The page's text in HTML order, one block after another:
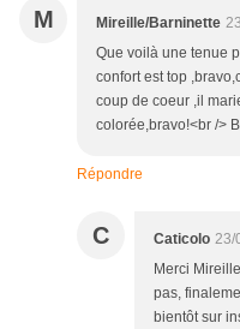
M Mireille/Barninette
Que voilà une tenue
confort est top
coup de coeur ,il
colorée,bravo!<br />
Répondre
C Caticolo 23/
Merci
pas,
bientôt sur